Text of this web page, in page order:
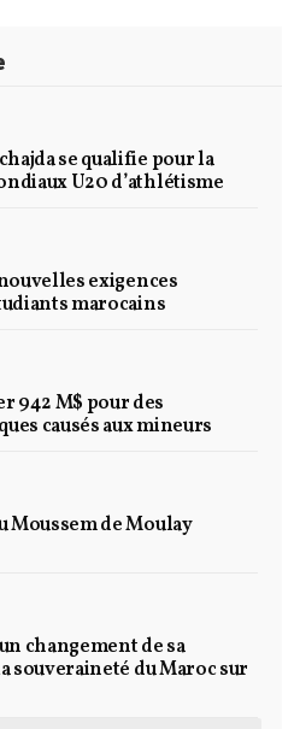
se qualifie pour la
U20 d’athlétisme
exigences
marocains
942 M$ pour des
causés aux mineurs
Moussem de Moulay
changement de sa
du Maroc sur